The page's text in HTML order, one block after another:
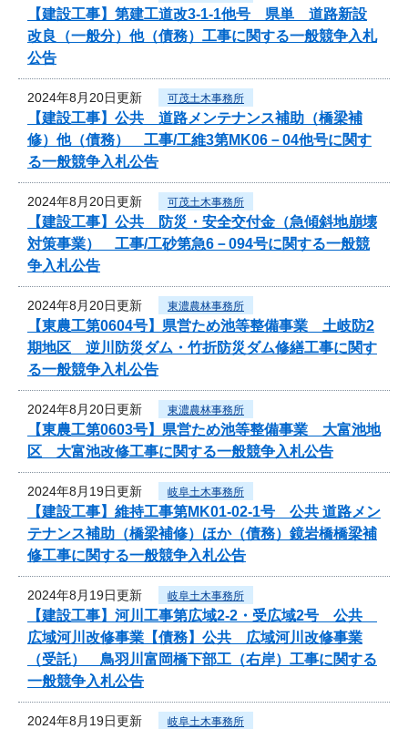
【建設工事】第建工道改3-1-1他号 県単 道路新設
改良（一般分）他（債務）工事に関する一般競争入札
公告
2024年8月20日更新 可茂土木事務所
【建設工事】公共 道路メンテナンス補助（橋梁補
修）他（債務） 工事/工維3第MK06－04他号に関す
る一般競争入札公告
2024年8月20日更新 可茂土木事務所
【建設工事】公共 防災・安全交付金（急傾斜地崩壊
対策事業） 工事/工砂第急6－094号に関する一般競
争入札公告
2024年8月20日更新 東濃農林事務所
【東農工第0604号】県営ため池等整備事業 土岐防2
期地区 逆川防災ダム・竹折防災ダム修繕工事に関す
る一般競争入札公告
2024年8月20日更新 東濃農林事務所
【東農工第0603号】県営ため池等整備事業 大富池地
区 大富池改修工事に関する一般競争入札公告
2024年8月19日更新 岐阜土木事務所
【建設工事】維持工事第MK01-02-1号 公共 道路メン
テナンス補助（橋梁補修）ほか（債務）鏡岩橋橋梁補
修工事に関する一般競争入札公告
2024年8月19日更新 岐阜土木事務所
【建設工事】河川工事第広域2-2・受広域2号 公共
広域河川改修事業【債務】公共 広域河川改修事業
（受託） 鳥羽川富岡橋下部工（右岸）工事に関する
一般競争入札公告
2024年8月19日更新 岐阜土木事務所